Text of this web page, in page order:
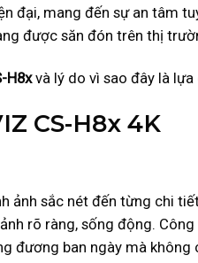
đại, mang đến sự an tâm
được săn đón trên thị
H8xvà lý do vì sao đây là
CS-H8x 4K
ảnh sắc nét đến từng chi
rõ ràng, sống động.
đương ban ngày mà không